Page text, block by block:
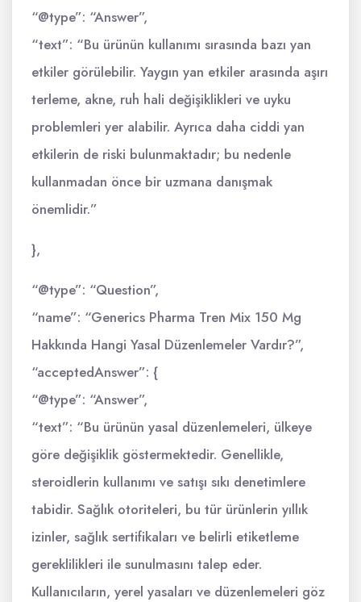
“@type”: “Answer”,
“text”: “Bu ürünün kullanımı sırasında bazı yan
etkiler görülebilir. Yaygın yan etkiler arasında aşırı
terleme, akne, ruh hali değişiklikleri ve uyku
problemleri yer alabilir. Ayrıca daha ciddi yan
etkilerin de riski bulunmaktadır; bu nedenle
kullanmadan önce bir uzmana danışmak
önemlidir.”
},
“@type”: “Question”,
“name”: “Generics Pharma Tren Mix 150 Mg
Hakkında Hangi Yasal Düzenlemeler Vardır?”,
“acceptedAnswer”: {
“@type”: “Answer”,
“text”: “Bu ürünün yasal düzenlemeleri, ülkeye
göre değişiklik göstermektedir. Genellikle,
steroidlerin kullanımı ve satışı sıkı denetimlere
tabidir. Sağlık otoriteleri, bu tür ürünlerin yıllık
izinler, sağlık sertifikaları ve belirli etiketleme
gereklilikleri ile sunulmasını talep eder.
Kullanıcıların, yerel yasaları ve düzenlemeleri göz